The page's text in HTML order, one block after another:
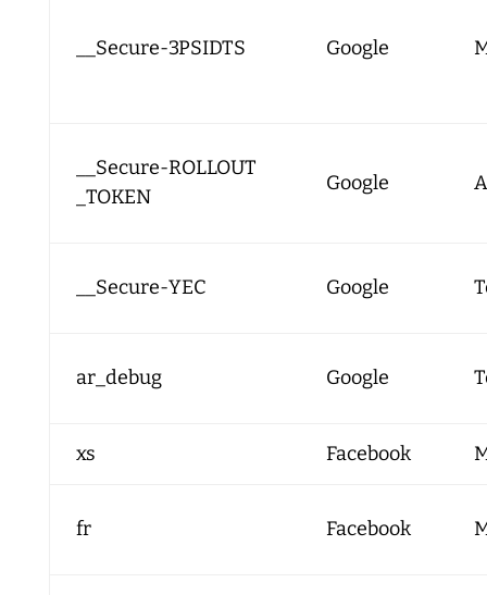
__Secure-3PSIDTS Google
__Secure-ROLLOUT
_TOKEN
Google
__Secure-YEC Google
ar_debug Google
xs Facebook
fr Facebook